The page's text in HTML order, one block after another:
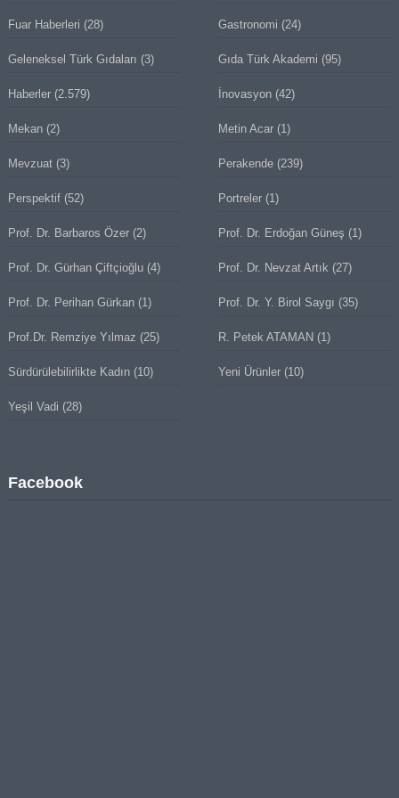
Fuar Haberleri (28) Gastronomi (24)
Geleneksel Türk Gıdaları (3) Gıda Türk Akademi (95)
Haberler(2.579) İnovasyon (42)
Mekan(2) Metin Acar (1)
Mevzuat(3) Perakende (239)
Perspektif(52) Portreler (1)
Prof. Dr. Barbaros Özer(2) Prof. Dr. Erdoğan Güneş (1)
Prof. Dr. Gürhan Çiftçioğlu(4) Prof. Dr. Nevzat Artık (27)
Prof. Dr. Perihan Gürkan(1) Prof. Dr. Y. Birol Saygı (35)
Prof.Dr. Remziye Yılmaz (25) R. Petek ATAMAN (1)
Sürdürülebilirlikte Kadın(10) Yeni Ürünler (10)
Yeşil Vadi (28)
Facebook